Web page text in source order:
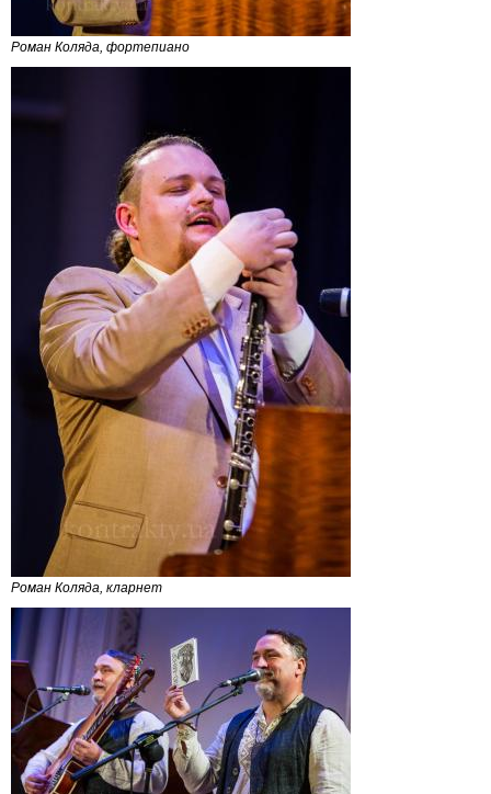
Роман Коляда, фортепиано
Роман Коляда, кларнет